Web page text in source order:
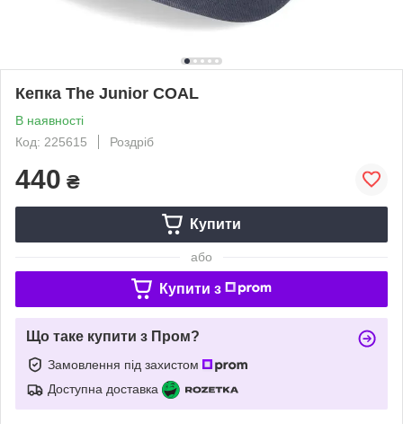
Кепка The Junior COAL
В наявності
Код: 225615
Роздріб
440 ₴
Купити
або
Купити з
Що таке купити з Пром?
Замовлення під захистом
Доступна доставка